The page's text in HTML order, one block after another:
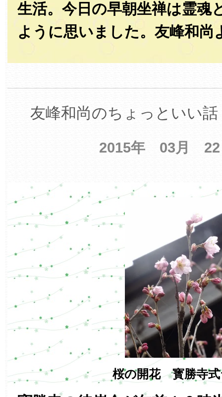
生活。今日の早朝坐禅は霊魂
ように思いました。友峰和尚
友峰和尚のちょっといい
2015年 03月
桜の開花 寳勝寺式